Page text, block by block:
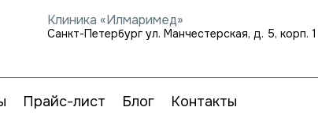
Клиника «Илмаримед»
Санкт-Петербург ул. Манчестерская, д. 5, корп. 1
Прайс-лист Блог Контакты